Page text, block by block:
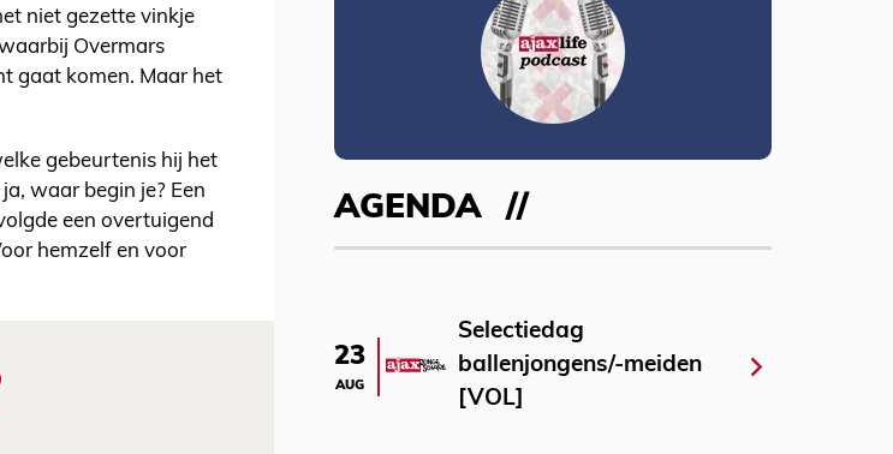
niet gezette vinkje
Overmars
gaat komen. Maar het
gebeurtenis hij het
waar begin je? Een
een overtuigend
hemzelf en voor
AGENDA
23
AUG
Selectiedag
ballenjongens/-meiden
[VOL]